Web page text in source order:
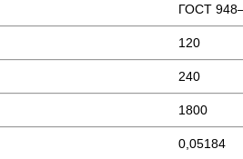
ГОСТ
120
240
1800
0,05184